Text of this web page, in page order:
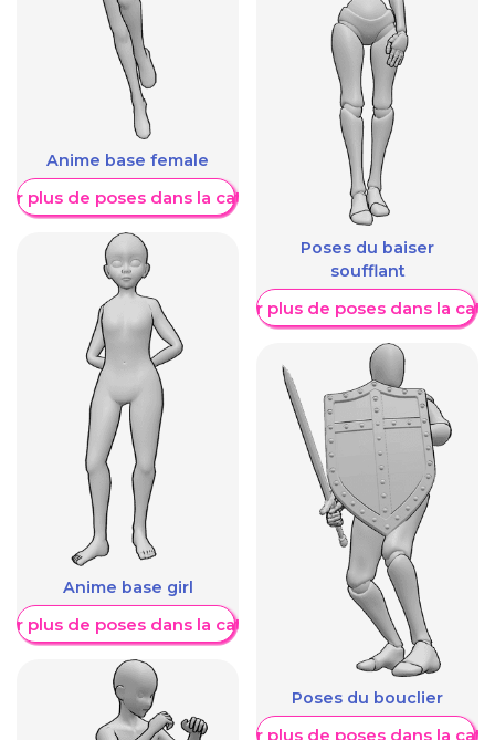
Anime base female
plus de poses dans la catégorie
Anime base girl
plus de poses dans la catégorie
Poses du baiser
soufflant
Afficher plus de poses dans la
Poses du bouclier
Afficher plus de poses dans la